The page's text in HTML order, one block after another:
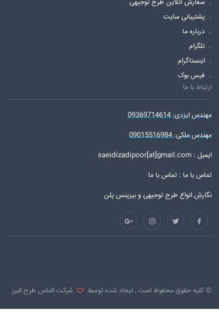
سفارش آنلاین طرح توجیهی
پشتیبانی سایت
درباره ما
تلگرام
اینستاگرام
فیس بوک
ارتباط با ما
مهندس ایزدی: 09369714614
مهندس ملکی: 09015516984
ایمیل : saeidizadipoor[at]gmail.com
تماس با ما : تماس با ما
نگارش انواع طرح توجیهی و بیزینس پلن
© کلیه حقوق محفوظ است , ایجاد شده توسط شرکت الماس طرح البرز